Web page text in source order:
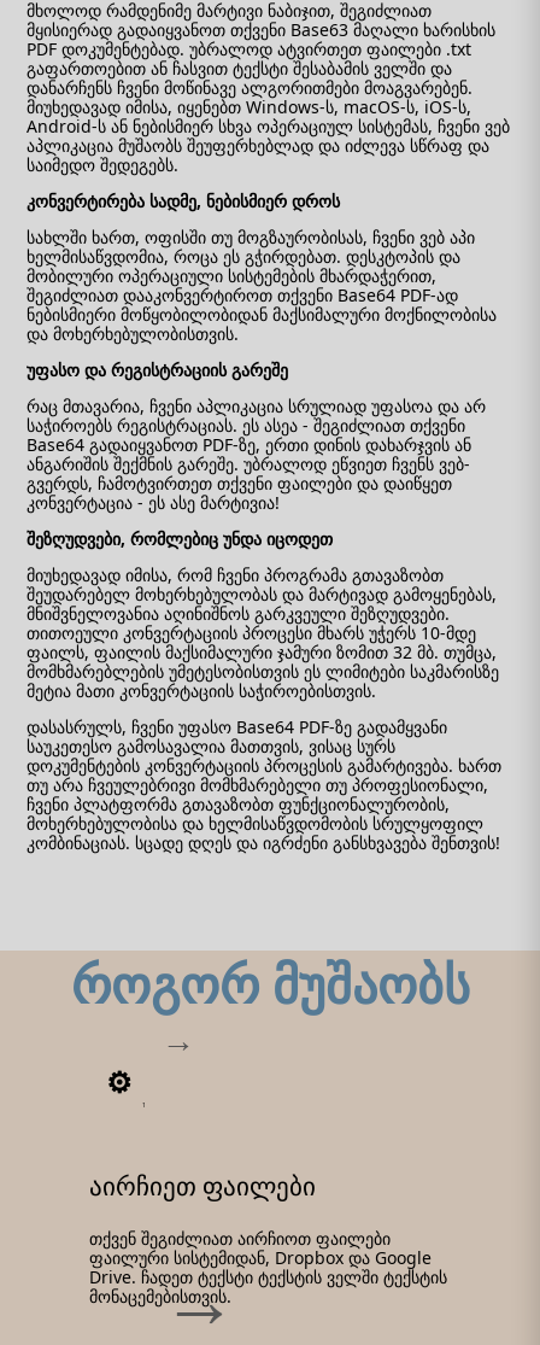
მხოლოდ რამდენიმე მარტივი ნაბიჯით, შეგიძლიათ
მყისიერად გადაიყვანოთ თქვენი Base63 მაღალი ხარისხის
PDF დოკუმენტებად. უბრალოდ ატვირთეთ ფაილები .txt
გაფართოებით ან ჩასვით ტექსტი შესაბამის ველში და
დანარჩენს ჩვენი მოწინავე ალგორითმები მოაგვარებენ.
მიუხედავად იმისა, იყენებთ Windows-ს, macOS-ს, iOS-ს,
Android-ს ან ნებისმიერ სხვა ოპერაციულ სისტემას, ჩვენი ვებ
აპლიკაცია მუშაობს შეუფერხებლად და იძლევა სწრაფ და
საიმედო შედეგებს.
კონვერტირება სადმე, ნებისმიერ დროს
სახლში ხართ, ოფისში თუ მოგზაურობისას, ჩვენი ვებ აპი
ხელმისაწვდომია, როცა ეს გჭირდებათ. დესკტოპის და
მობილური ოპერაციული სისტემების მხარდაჭერით,
შეგიძლიათ დააკონვერტიროთ თქვენი Base64 PDF-ად
ნებისმიერი მოწყობილობიდან მაქსიმალური მოქნილობისა
და მოხერხებულობისთვის.
უფასო და რეგისტრაციის გარეშე
რაც მთავარია, ჩვენი აპლიკაცია სრულიად უფასოა და არ
საჭიროებს რეგისტრაციას. ეს ასეა - შეგიძლიათ თქვენი
Base64 გადაიყვანოთ PDF-ზე, ერთი დინის დახარჯვის ან
ანგარიშის შექმნის გარეშე. უბრალოდ ეწვიეთ ჩვენს ვებ-
გვერდს, ჩამოტვირთეთ თქვენი ფაილები და დაიწყეთ
კონვერტაცია - ეს ასე მარტივია!
შეზღუდვები, რომლებიც უნდა იცოდეთ
მიუხედავად იმისა, რომ ჩვენი პროგრამა გთავაზობთ
შეუდარებელ მოხერხებულობას და მარტივად გამოყენებას,
მნიშვნელოვანია აღინიშნოს გარკვეული შეზღუდვები.
თითოეული კონვერტაციის პროცესი მხარს უჭერს 10-მდე
ფაილს, ფაილის მაქსიმალური ჯამური ზომით 32 მბ. თუმცა,
მომხმარებლების უმეტესობისთვის ეს ლიმიტები საკმარისზე
მეტია მათი კონვერტაციის საჭიროებისთვის.
დასასრულს, ჩვენი უფასო Base64 PDF-ზე გადამყვანი
საუკეთესო გამოსავალია მათთვის, ვისაც სურს
დოკუმენტების კონვერტაციის პროცესის გამარტივება. ხართ
თუ არა ჩვეულებრივი მომხმარებელი თუ პროფესიონალი,
ჩვენი პლატფორმა გთავაზობთ ფუნქციონალურობის,
მოხერხებულობისა და ხელმისაწვდომობის სრულყოფილ
კომბინაციას. სცადე დღეს და იგრძენი განსხვავება შენთვის!
როგორ მუშაობს
1
აირჩიეთ ფაილები
თქვენ შეგიძლიათ აირჩიოთ ფაილები
ფაილური სისტემიდან, Dropbox და Google
Drive. ჩადეთ ტექსტი ტექსტის ველში ტექსტის
მონაცემებისთვის.